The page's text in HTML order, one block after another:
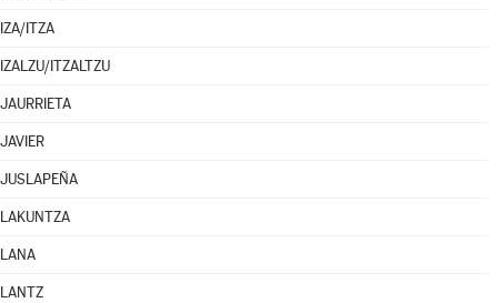
IZA/ITZA
IZALZU/ITZALTZU
JAURRIETA
JAVIER
JUSLAPEÑA
LAKUNTZA
LANA
LANTZ